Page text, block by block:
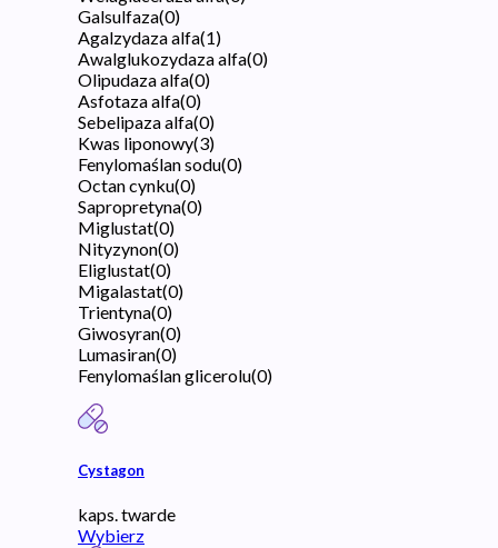
Galsulfaza(0)
Agalzydaza alfa(1)
Awalglukozydaza alfa(0)
Olipudaza alfa(0)
Asfotaza alfa(0)
Sebelipaza alfa(0)
Kwas liponowy(3)
Fenylomaślan sodu(0)
Octan cynku(0)
Sapropretyna(0)
Miglustat(0)
Nityzynon(0)
Eliglustat(0)
Migalastat(0)
Trientyna(0)
Giwosyran(0)
Lumasiran(0)
Fenylomaślan glicerolu(0)
Cystagon
kaps. twarde
Wybierz